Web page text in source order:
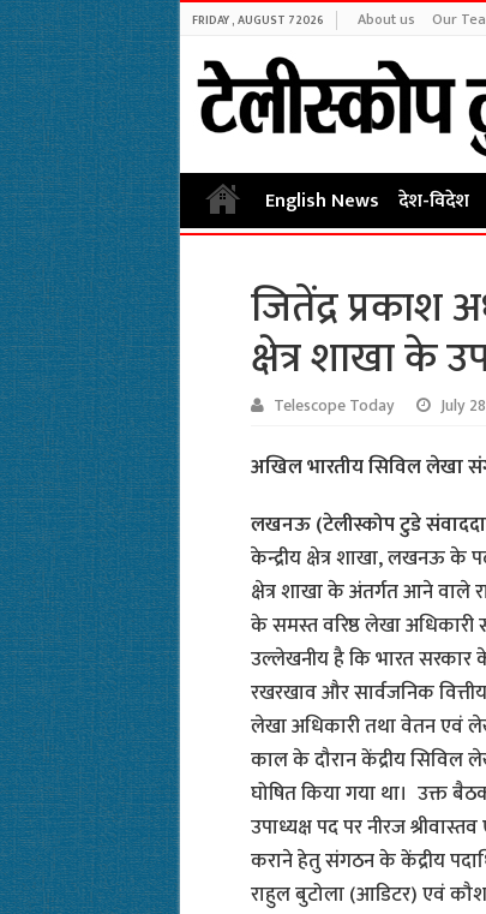
FRIDAY , AUGUST 7 2026 About us Our
English News देश-विदेश
जितेंद्र प्रकाश
क्षेत्र शाखा के
Telescope Today July
अखिल भारतीय सिविल लेखा
लखनऊ (टेलीस्कोप टुडे
केन्द्रीय क्षेत्र शाखा, लखनऊ के
क्षेत्र शाखा के अंतर्गत आने वाले
के समस्त वरिष्ठ लेखा अधिकारी
उल्लेखनीय है कि भारत सरकार
रखरखाव और सार्वजनिक
लेखा अधिकारी तथा वेतन एवं
काल के दौरान केंद्रीय सिविल
घोषित किया गया था। उक्त
उपाध्यक्ष पद पर नीरज
कराने हेतु संगठन के केंद्रीय
राहुल बुटोला (आडिटर) एवं